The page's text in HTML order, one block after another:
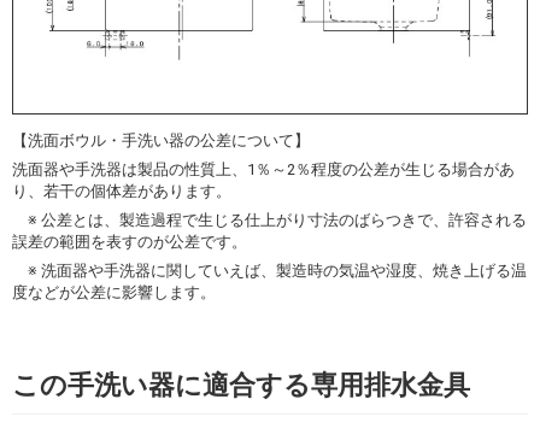
【洗面ボウル・手洗い器の公差について】
洗面器や手洗器は製品の性質上、1％～2％程度の公差が生じる場合があ
り、若干の個体差があります。
※ 公差とは、製造過程で生じる仕上がり寸法のばらつきで、許容される
誤差の範囲を表すのが公差です。
※ 洗面器や手洗器に関していえば、製造時の気温や湿度、焼き上げる温
度などが公差に影響します。